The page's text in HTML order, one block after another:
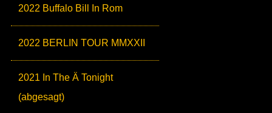
2022 Buffalo Bill In Rom
2022 BERLIN TOUR MMXXII
2021 In The Ä Tonight
(abgesagt)